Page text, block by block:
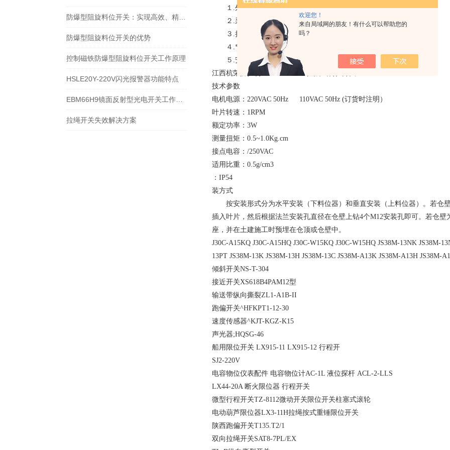
欢迎您！
来自局域网的朋友！有什么可以帮助您的
吗？
防爆型阻旋料位开关的优势
控制磁铁防爆型阻旋料位开关工作原理
HSLE20Y-220V闪光报警器功能特点
拉绳开关失效解决方案
１.外壳全密闭性，有防水防尘性能。
２.采用全密封轴承，外加油封，可防止粉尘 沿传动轴渗入。
３.拉力弹簧可调，可适应各种容重物料的测量。
４.*的离合器设计，有过载保护功能。
５.安装简单，且不必从仓壁上拆下，即可检查、 更换内部零件。
江西杭荣
防挂料JY-ATN510AO阻旋式料位开关
技术参数
电机电源：220VAC 50Hz 110VAC 50Hz (订货时注明）
叶片转速：1RPM
额定功率：3W
测量扭矩：0.5~1.0Kg.cm
接点电容：/250VAC
适用比重：0.5g/cm3
：IP54
装方式
按安装形式分为水平安装（下料位器）和垂直安装（上料位器）。若仓
插入叶片，然后根据法兰安装孔直径在仓壁上钻4个M12安装孔即可。若仓
座，并在土建施工时预埋在仓顶或仓壁中。
J30C-A15KQ J30C-A15HQ J30C-W15KQ J30C-W15HQ JS38M-13NK JS38M-
13PT JS38M-13K JS38M-13H JS38M-13C JS38M-A13K JS38M-A13H JS38M-
倾斜开关NS-T-304
接近开关XS618B4PAM12型
输送带纵向撕裂ZL1-A1B-II
跑偏开关^HFKPT1-12-30
速度传感器^KJT-KGZ-K15
声光器;HQSG-46
船用限位开关 LX915-11 LX915-12 行程开
SJ2-220V
电容物位仪表配件 电容物位计AC-1L 液位探杆 ACL-2-LLS
LX44-20A 断火限位器 行程开关
微型行程开关TZ-8112微动开关限位开关柱塞式滚轮
电动葫芦限位器LX3-11H拉绳按式重锤限位开关
陕西跑偏开关T135.T2/1
双向拉绳开关SAT8-7PL/EX